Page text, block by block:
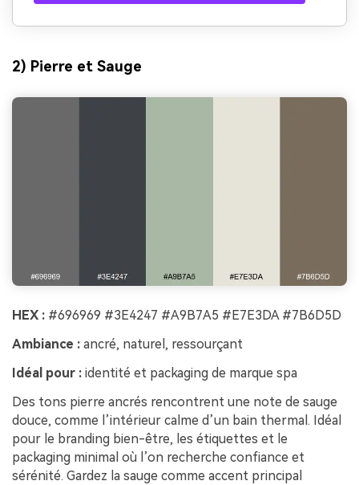
2) Pierre et Sauge
HEX : #696969 #3E4247 #A9B7A5 #E7E3DA #7B6D5D
Ambiance : ancré, naturel, ressourçant
Idéal pour : identité et packaging de marque spa
Des tons pierre ancrés rencontrent une note de sauge
douce, comme l’intérieur calme d’un bain thermal. Idéal
pour le branding bien-être, les étiquettes et le
packaging minimal où l’on recherche confiance et
sérénité. Gardez la sauge comme accent principal